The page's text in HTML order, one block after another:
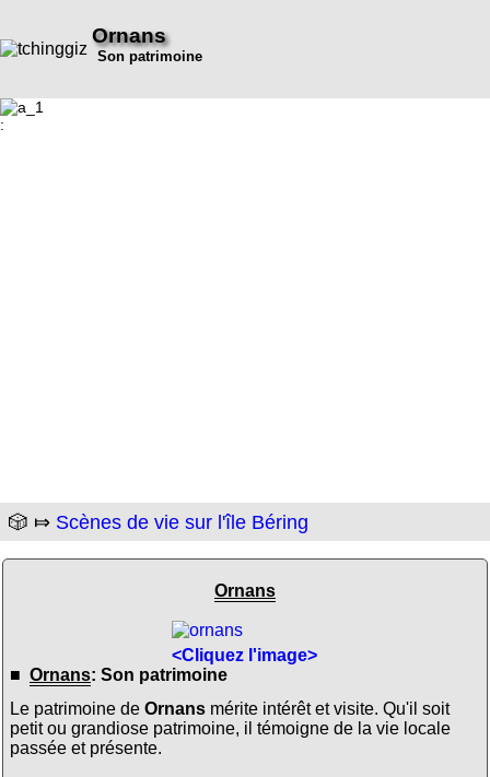
Ornans
Son patrimoine
:
🎲 ⤇ Scènes de vie sur l'île Béring
Ornans
<Cliquez l'image>
■ Ornans: Son patrimoine
Le patrimoine de Ornansmérite intérêt et visite. Qu'il soit
petit ou grandiose patrimoine, il témoigne de la vie locale
passée et présente.